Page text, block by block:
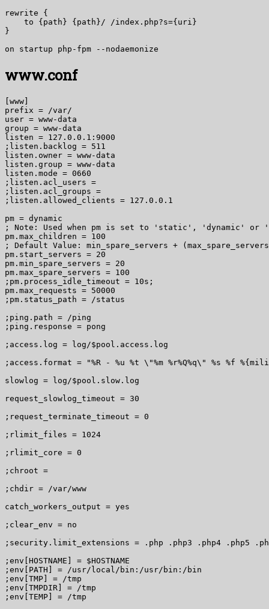
rewrite {
    to {path} {path}/ /index.php?s={uri}
}
www.conf
[www]
prefix = /var/
user = www-data
group = www-data
listen = 127.0.0.1:9000
;listen.backlog = 511
listen.owner = www-data
listen.group = www-data
listen.mode = 0660
;listen.acl_users =
;listen.acl_groups =
;listen.allowed_clients = 127.0.0.1
pm = dynamic
; Note: Used when pm is set to 'static', 'dynamic' or
pm.max_children = 100
; Default Value: min_spare_servers +
pm.start_servers = 20
pm.min_spare_servers = 20
pm.max_spare_servers = 100
;pm.process_idle_timeout = 10s;
pm.max_requests = 50000
;pm.status_path = /status
;ping.path = /ping
;ping.response = pong
;access.log = log/$pool.access.log
;access.format = "%R - %u %t \"%m %r%Q%q\" %s %f
slowlog = log/$pool.slow.log
request_slowlog_timeout = 30
;request_terminate_timeout = 0
;rlimit_files = 1024
;rlimit_core = 0
;chroot =
;chdir = /var/www
catch_workers_output = yes
;clear_env = no
;security.limit_extensions = .php .php3 .php4 .php5
;env[HOSTNAME] = $HOSTNAME
;env[PATH] = /usr/local/bin:/usr/bin:/bin
;env[TMP] = /tmp
;env[TMPDIR] = /tmp
;env[TEMP] = /tmp